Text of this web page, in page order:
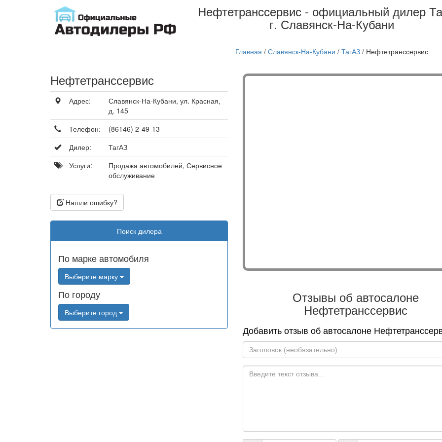
Нефтетранссервис - официальный дилер
г. Славянск-На-Кубани
Главная / Славянск-На-Кубани / ТагАЗ/ Нефтетранссервис
Нефтетранссервис
Адрес:
Славянск-На-Кубани, ул. Красная,
д. 145
Телефон:
(86146) 2-49-13
Дилер:
ТагАЗ
Услуги:
Продажа автомобилей, Сервисное
обслуживание
Нашли ошибку?
Поиск дилера
По марке автомобиля
Выберите марку
По городу
Выберите город
Отзывы об автосалоне
Нефтетранссервис
Добавить отзыв об автосалоне